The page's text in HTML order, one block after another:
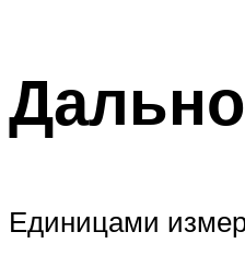
Единицами